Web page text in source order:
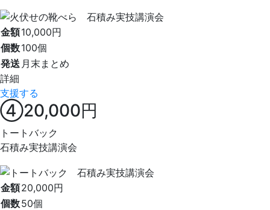
金額10,000円
個数100個
発送 月末まとめ
詳細
支援する
④20,000円
トートバック
石積み実技講演会
金額20,000円
個数50個